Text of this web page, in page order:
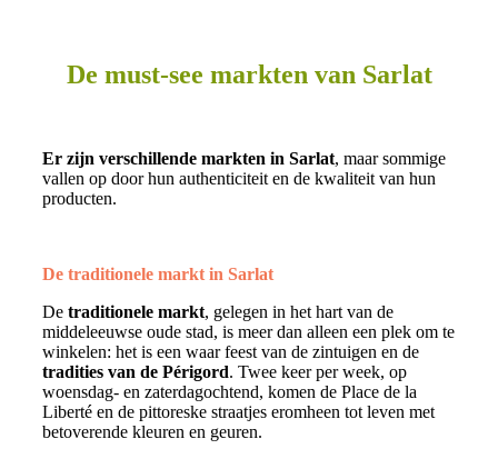
De must-see markten van Sarlat
Er zijn verschillende markten in Sarlat, maar sommige
vallen op door hun authenticiteit en de kwaliteit van hun
producten.
De traditionele markt in Sarlat
De traditionele markt, gelegen in het hart van de
middeleeuwse oude stad, is meer dan alleen een plek om te
winkelen: het is een waar feest van de zintuigen en de
tradities van de Périgord. Twee keer per week, op
woensdag- en zaterdagochtend, komen de Place de la
Liberté en de pittoreske straatjes eromheen tot leven met
betoverende kleuren en geuren.